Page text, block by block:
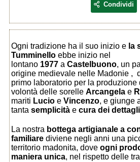
Condividi
Ogni tradizione ha il suo inizio e la
Tumminello ebbe inizio nel
lontano 1977 a Castelbuono, un
origine medievale nelle Madonie ,
primo laboratorio per la produzione
volontà delle sorelle Arcangela e
mariti Lucio e Vincenzo, e giunge
tanta semplicità e cura dei dettagli
La nostra bottega artigianale a
familiare diviene negli anni una
territorio madonita, dove ogni
maniera unica, nel rispetto delle